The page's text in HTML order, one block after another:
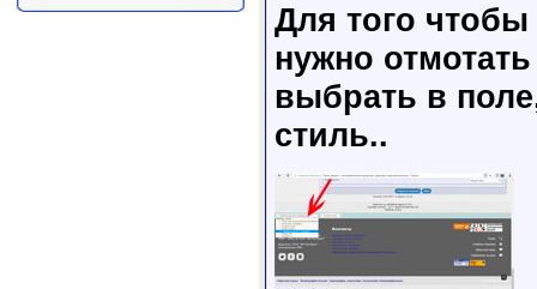
Для того
нужно
выбрать в
стиль..